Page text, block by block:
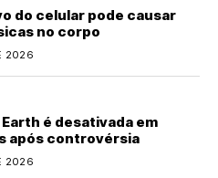
do celular pode causar
no corpo
2026
é desativada em
após controvérsia
2026